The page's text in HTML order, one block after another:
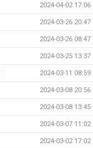
2024-04-02 17:06
2024-03-26 20:47
2024-03-26 08:47
2024-03-25 13:37
2024-03-11 08:59
2024-03-08 20:56
2024-03-08 13:45
2024-03-07 11:02
2024-03-02 17:02